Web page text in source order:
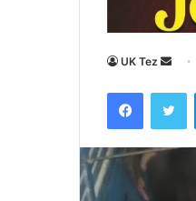
UK Tez
n
d
a